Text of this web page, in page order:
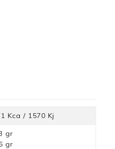
Kca / 1570 Kj
gr
gr